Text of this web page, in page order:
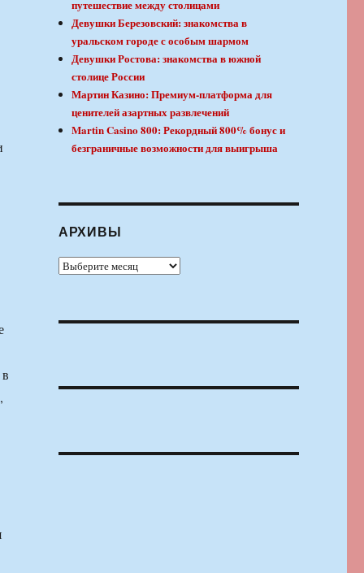
путешествие между столицами
Девушки Березовский: знакомства в
уральском городе с особым шармом
Девушки Ростова: знакомства в южной
столице России
Мартин Казино: Премиум-платформа для
ценителей азартных развлечений
Martin Casino 800: Рекордный 800% бонус и
безграничные возможности для выигрыша
АРХИВЫ
Архивы